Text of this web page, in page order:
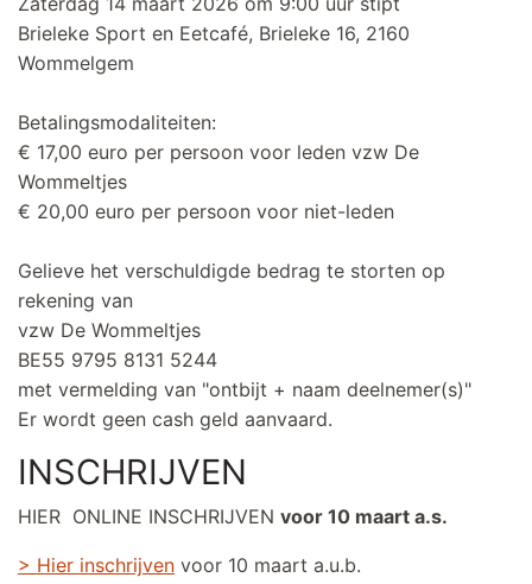
Brieleke Sport en Eetcafé, Brieleke 16, 2160
Wommelgem
Betalingsmodaliteiten:
€ 17,00 euro per persoon voor leden vzw De
Wommeltjes
€ 20,00 euro per persoon voor niet-leden
Gelieve het verschuldigde bedrag te storten op
rekening van
vzw De Wommeltjes
BE55 9795 8131 5244
met vermelding van "ontbijt + naam deelnemer(s)"
Er wordt geen cash geld aanvaard.
INSCHRIJVEN
HIER ONLINE INSCHRIJVEN voor 10 maart a.s.
> Hier inschrijven voor 10 maart a.u.b.